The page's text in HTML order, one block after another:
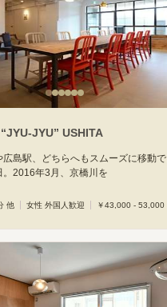
JYU” USHITA
島駅、どちらへもスムーズに移動
。2016年3月、京橋川を
他
女性 外国人歓迎 ￥43,000 - 53,000